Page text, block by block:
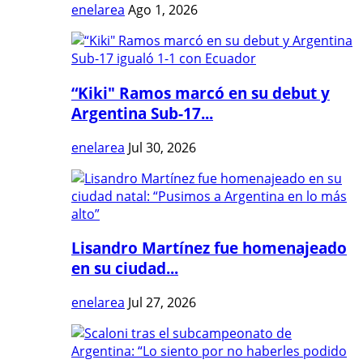
enelarea Ago 1, 2026
“Kiki" Ramos marcó en su debut y
Argentina Sub-17...
enelarea Jul 30, 2026
Lisandro Martínez fue homenajeado
en su ciudad...
enelarea Jul 27, 2026